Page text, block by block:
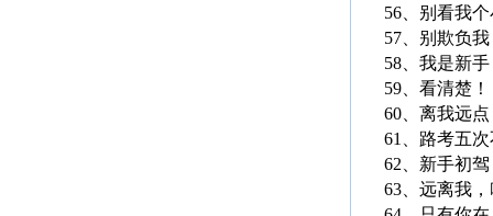
56、别看我
57、别欺负
58、我是新
59、看清楚
60、离我远
61、路考五
62、新手初
63、远离我